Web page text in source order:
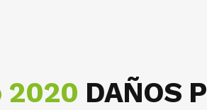
2020 DAÑOS